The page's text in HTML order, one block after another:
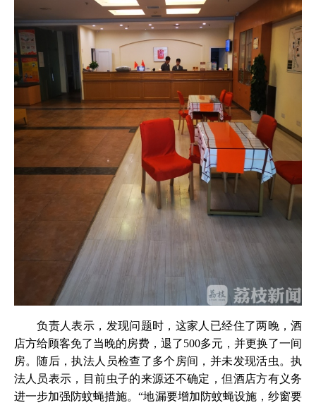
负责人表示，发现问题时，这家人已经住了两晚，酒
店方给顾客免了当晚的房费，退了500多元，并更换了一间
房。随后，执法人员检查了多个房间，并未发现活虫。执
法人员表示，目前虫子的来源还不确定，但酒店方有义务
进一步加强防蚊蝇措施。“地漏要增加防蚊蝇设施，纱窗要